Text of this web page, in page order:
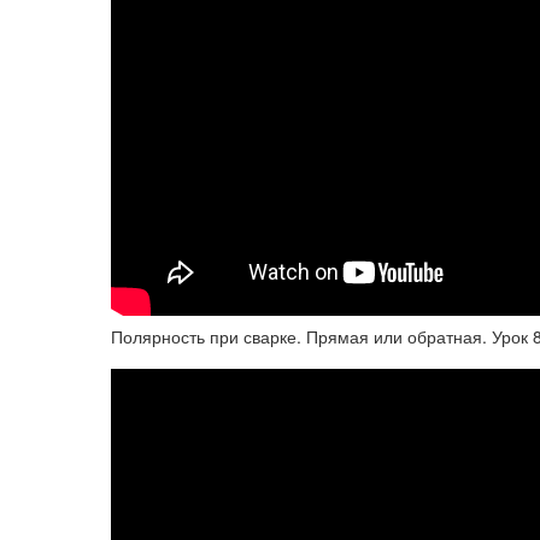
Полярность при сварке. Прямая или обратная. Урок